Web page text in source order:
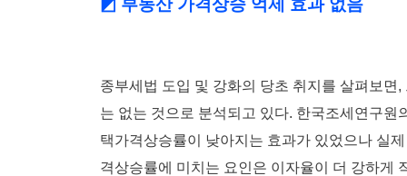
◩ 부동산 가격상승 억제 효과 없음
종부세법 도입 및 강화의 당초 취지를 살펴보
는 없는 것으로 분석되고 있다. 한국조세연구
택가격상승률이 낮아지는 효과가 있었으나 실
격상승률에 미치는 요인은 이자율이 더 강하게